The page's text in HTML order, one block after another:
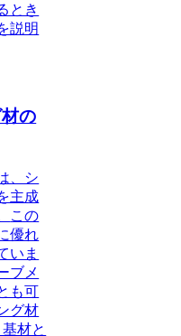
とき
説明
の
、シ
主成
この
優れ
いま
ブメ
も可
グ材
材と